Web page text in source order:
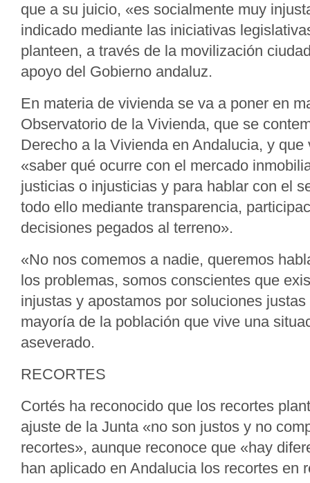
que a su juicio, «es socialmente muy
indicado mediante las iniciativas
planteen, a través de la movilización
apoyo del Gobierno andaluz.
En materia de vivienda se va a poner en
Observatorio de la Vivienda, que se
Derecho a la Vivienda en Andalucia, y que
«saber qué ocurre con el mercado
justicias o injusticias y para hablar con el
todo ello mediante transparencia,
decisiones pegados al terreno».
«No nos comemos a nadie, queremos
los problemas, somos conscientes que
injustas y apostamos por soluciones
mayoría de la población que vive una
aseverado.
RECORTES
Cortés ha reconocido que los recortes
ajuste de la Junta «no son justos y no
recortes», aunque reconoce que «hay
han aplicado en Andalucia los recortes en